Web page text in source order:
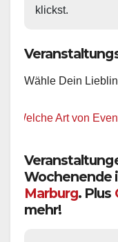
klickst.
Wähle Dein
Art von Event
Wochenende
Marburg. Plus
mehr!